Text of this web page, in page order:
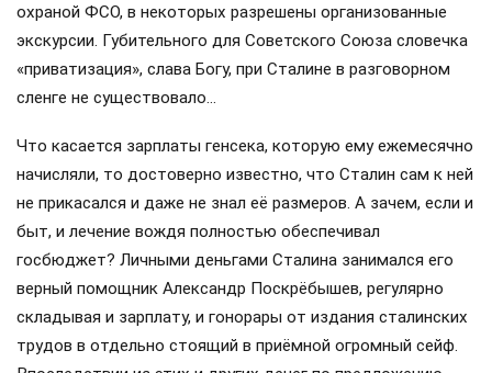
охраной ФСО, в некоторых разрешены организованные
экскурсии. Губительного для Советского Союза словечка
«приватизация», слава Богу, при Сталине в разговорном
сленге не существовало…
Что касается зарплаты генсека, которую ему ежемесячно
начисляли, то достоверно известно, что Сталин сам к ней
не прикасался и даже не знал её размеров. А зачем, если и
быт, и лечение вождя полностью обеспечивал
госбюджет? Личными деньгами Сталина занимался его
верный помощник Александр Поскрёбышев, регулярно
складывая и зарплату, и гонорары от издания сталинских
трудов в отдельно стоящий в приёмной огромный сейф.